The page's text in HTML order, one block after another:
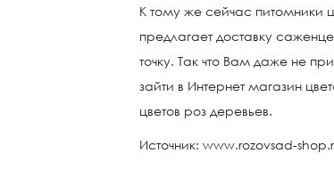
К тому же сейчас питомники
предлагает доставку
точку. Так что Вам даже не
зайти в Интернет магазин
цветов роз деревьев.
Источник: www.rozovsad-